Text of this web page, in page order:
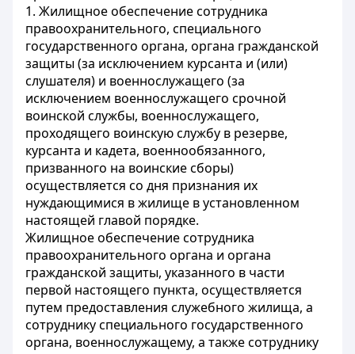
1. Жилищное обеспечение сотрудника
правоохранительного, специального
государственного органа, органа гражданской
защиты (за исключением курсанта и (или)
слушателя) и военнослужащего (за
исключением военнослужащего срочной
воинской службы, военнослужащего,
проходящего воинскую службу в резерве,
курсанта и кадета, военнообязанного,
призванного на воинские сборы)
осуществляется со дня признания их
нуждающимися в жилище в установленном
настоящей главой порядке.
Жилищное обеспечение сотрудника
правоохранительного органа и органа
гражданской защиты, указанного в части
первой настоящего пункта, осуществляется
путем предоставления служебного жилища, а
сотруднику специального государственного
органа, военнослужащему, а также сотруднику